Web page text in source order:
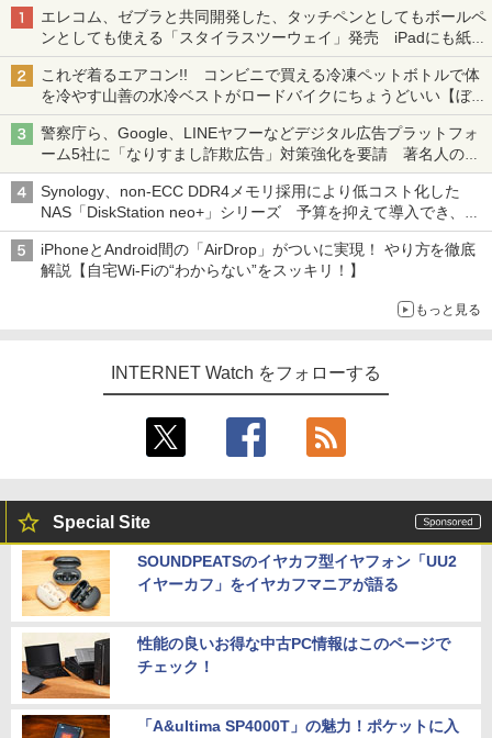
エレコム、ゼブラと共同開発した、タッチペンとしてもボールペ
ンとしても使える「スタイラスツーウェイ」発売 iPadにも紙に
も、持ち替えずに書き込める
これぞ着るエアコン!! コンビニで買える冷凍ペットボトルで体
を冷やす山善の水冷ベストがロードバイクにちょうどいい【ぼっ
ち・ざ・ろーど！その14】【空いた時間でなにしてる？】
警察庁ら、Google、LINEヤフーなどデジタル広告プラットフォ
ーム5社に「なりすまし詐欺広告」対策強化を要請 著名人の写
真や映像を使った投資詐欺などへの対策として
Synology、non-ECC DDR4メモリ採用により低コスト化した
NAS「DiskStation neo+」シリーズ 予算を抑えて導入でき、
ECCメモリへのアップグレードも可能
iPhoneとAndroid間の「AirDrop」がついに実現！ やり方を徹底
解説【自宅Wi-Fiの“わからない”をスッキリ！】
もっと見る
INTERNET Watch をフォローする
Special Site
SOUNDPEATSのイヤカフ型イヤフォン「UU2
イヤーカフ」をイヤカフマニアが語る
性能の良いお得な中古PC情報はこのページで
チェック！
「A&ultima SP4000T」の魅力！ポケットに入